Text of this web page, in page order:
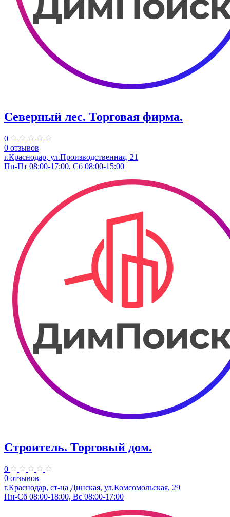
Северный лес. Торговая фирма.
0
0 отзывов
г.Краснодар, ул.Производственная, 21
Пн-Пт 08:00-17:00, Сб 08:00-15:00
Строитель. Торговый дом.
0
0 отзывов
г.Краснодар, ст-ца Динская, ул.Комсомольская, 29
Пн-Сб 08:00-18:00, Вс 08:00-17:00